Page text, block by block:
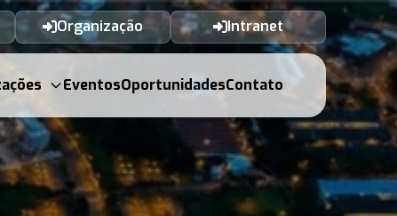
Organização Intranet
EventosOportunidadesContato